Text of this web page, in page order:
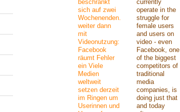
beschränkt
sich auf zwei
Wochenenden.
weiter dann
mit
Videonutzung:
Facebook
räumt Fehler
ein Viele
Medien
weltweit
setzen derzeit
im Ringen um
Userinnen und
currently
operate in the
struggle for
female users
and users on
video - even
Facebook, one
of the biggest
competitors of
traditional
media
companies, is
doing just that
and today